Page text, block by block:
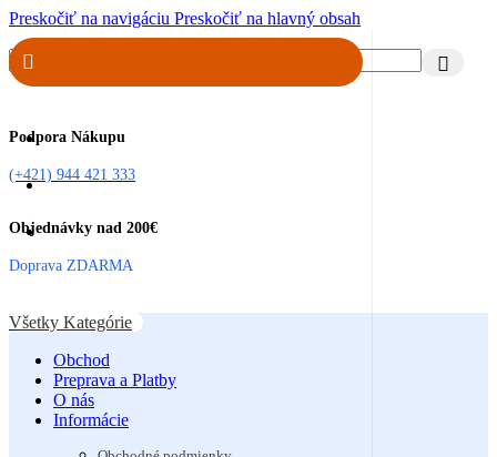
Preskočiť na navigáciu Preskočiť na hlavný obsah
Podpora Nákupu
(+421) 944 421 333
Objednávky nad 200€
Doprava ZDARMA
Všetky Kategórie
Obchod
Preprava a Platby
O nás
Informácie